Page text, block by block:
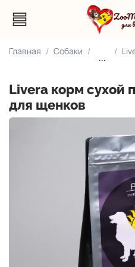
Главная Собаки
...
Livera корм сухой
для щенков